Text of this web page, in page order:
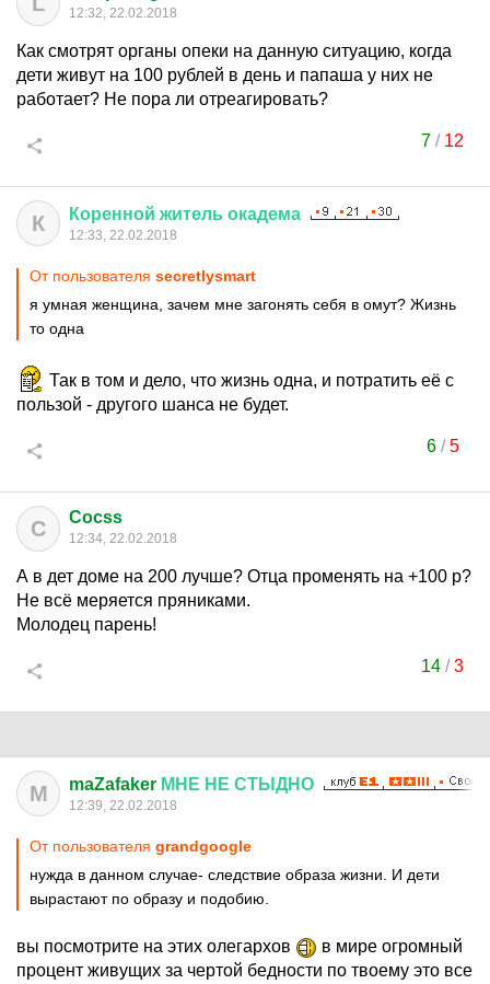
12:32, 22.02.2018
Как смотрят органы опеки на данную ситуацию, когда
дети живут на 100 рублей в день и папаша у них не
работает? Не пора ли отреагировать?
7 / 12
К Коренной житель окадема
12:33, 22.02.2018
От пользователя secretlysmart
я умная женщина, зачем мне загонять себя в омут? Жизнь
то одна
Так в том и дело, что жизнь одна, и потратить её с
пользой - другого шанса не будет.
6/5
C Cocss
12:34, 22.02.2018
А в дет доме на 200 лучше? Отца променять на +100 р?
Не всё меряется пряниками.
Молодец парень!
14 /3
M maZafaker МНЕ НЕ СТЫДНО
12:39, 22.02.2018
От пользователя grandgoogle
нужда в данном случае- следствие образа жизни. И дети
вырастают по образу и подобию.
вы посмотрите на этих олегархов
в мире огромный
процент живущих за чертой бедности по твоему это все